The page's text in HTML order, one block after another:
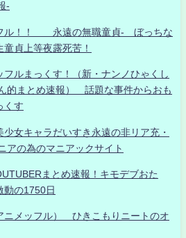
-
ル！！ 永遠の無職童貞- ぼっちな
貞上等夜露死苦！
ルまっくす！（新・ナンノひゃくし
的まとめ速報） 話題な事件からおも
くす
女キャラだいすき永遠の非リア充・
アの為のマニアックサイト
まとめ速報！キモデブおた
動の1750日
ニメッフル） ひきこもりニートのオ